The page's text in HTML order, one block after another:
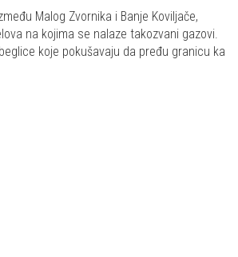
Malog Zvornika i Banje Koviljače,
na kojima se nalaze takozvani gazovi.
koje pokušavaju da pređu granicu ka